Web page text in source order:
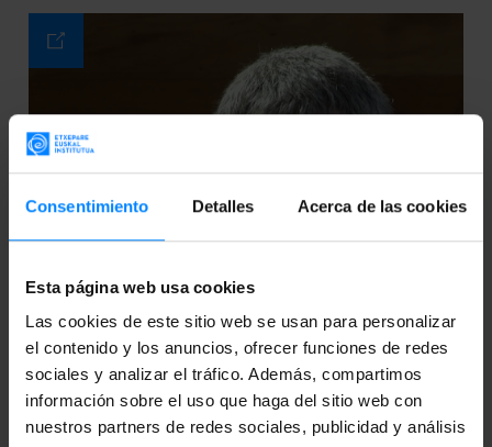
Consentimiento Detalles Acerca de las cookies
Esta página web usa cookies
Las cookies de este sitio web se usan para personalizar
el contenido y los anuncios, ofrecer funciones de redes
sociales y analizar el tráfico. Además, compartimos
información sobre el uso que haga del sitio web con
nuestros partners de redes sociales, publicidad y análisis
MIKEL IRUSKIETA